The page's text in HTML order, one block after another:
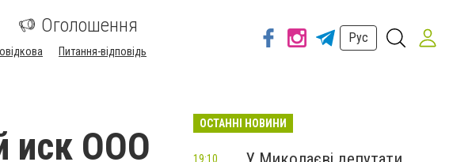
Оголошення
Питання-відповідь
Рус
иск ООО
ОСТАННІ НОВИНИ
19:10